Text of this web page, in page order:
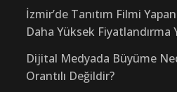
İzmir’de Tanıtım Filmi
Daha Yüksek Fiyatlandırma
Dijital Medyada Büyüme
Orantılı Değildir?